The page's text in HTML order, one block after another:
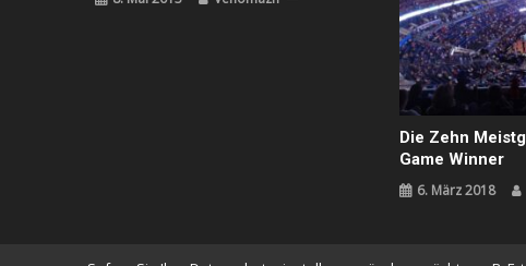
Die Zehn
Game Winner
6. März 2018